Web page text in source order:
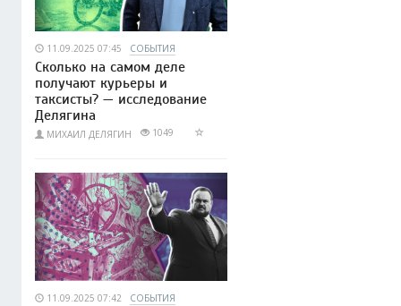
11.09.2025 07:45 СОБЫТИЯ
Сколько на самом деле
получают курьеры и
таксисты? — исследование
Делягина
МИХАИЛ ДЕЛЯГИН 1049
11.09.2025 07:42 СОБЫТИЯ